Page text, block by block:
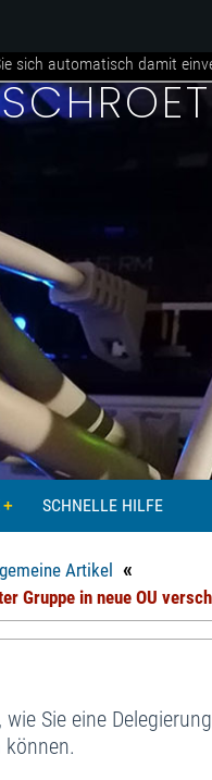
SCHNELLE HILFE
Artikel «
Gruppe in neue OU
Sie eine
sich automatisch damit